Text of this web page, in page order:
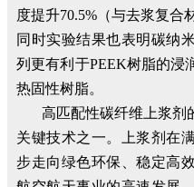
度提升70.5%（与去浆复合
同时实验结果也表明碳纳
列更有利于PEEK树脂的浸
热固性树脂。
高匹配性碳纤维上浆剂
关键技术之一。上浆剂在
步走向绿色环保、稳定高